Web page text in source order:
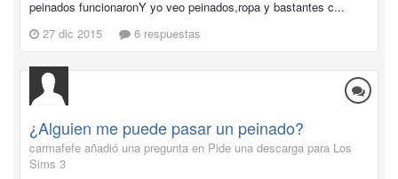
peinados funcionaronY yo veo peinados,ropa y bastantes c...
27 dic 2015
6 respuestas
¿Alguien me puede pasar un peinado?
carmafefe añadió una pregunta en Pide una descarga para Los
Sims 3